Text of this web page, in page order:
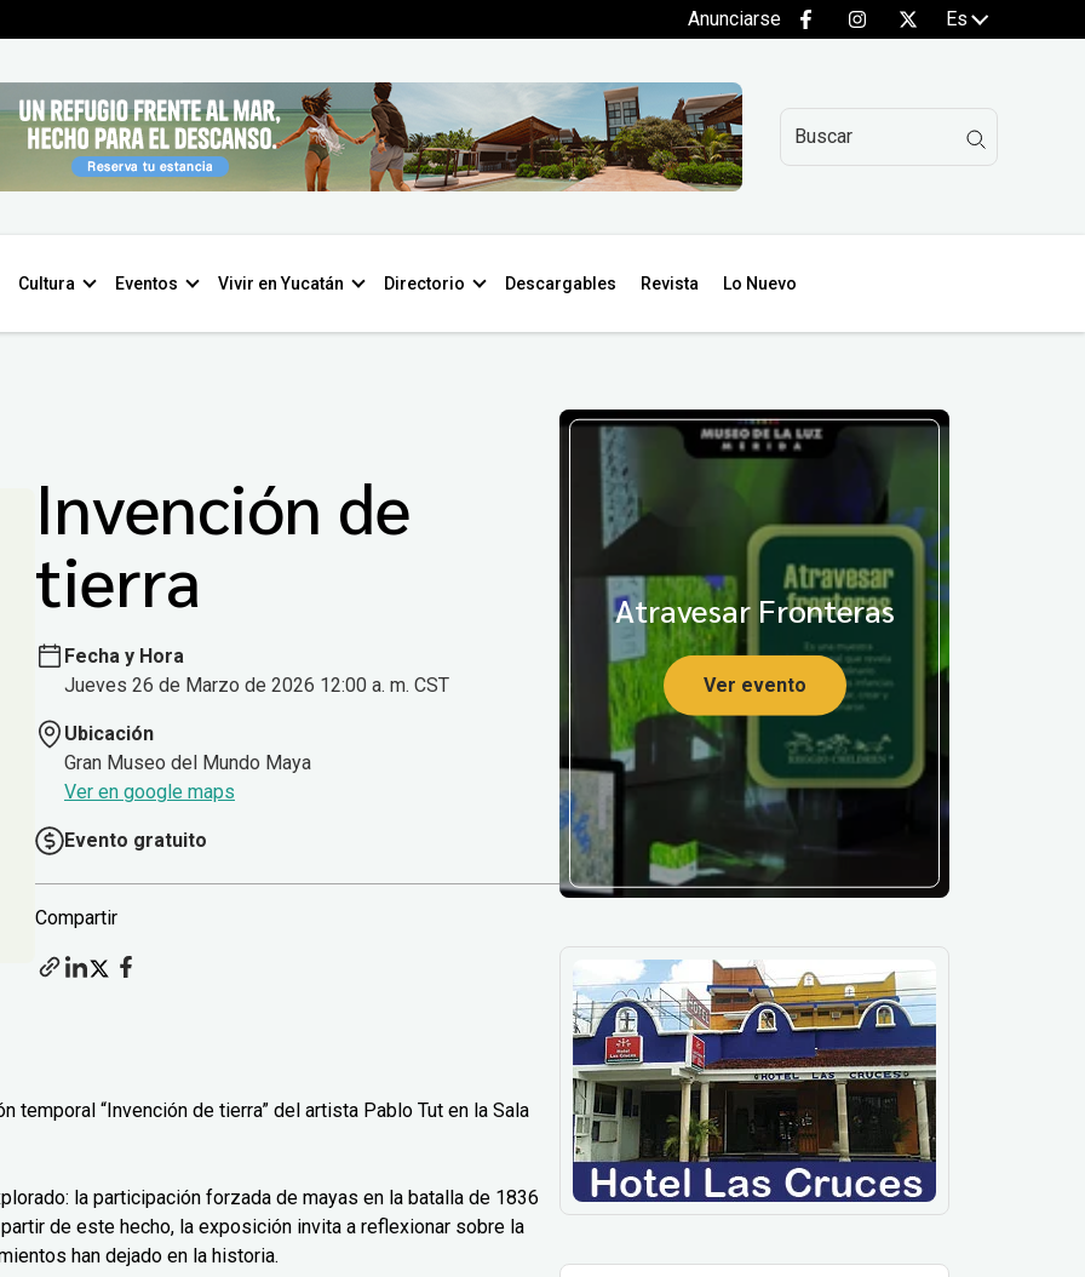
Anunciarse Es
Cultura Eventos Vivir en Yucatán Directorio Descargables Revista Lo Nuevo
Invención de
tierra
Fecha y Hora
Jueves 26 de Marzo de 2026 12:00 a. m. CST
Ubicación
Gran Museo del Mundo Maya
Ver en google maps
Evento gratuito
Compartir
“Invención de tierra” del artista Pablo Tut en la Sala
la participación forzada de mayas en la batalla de 1836
de este hecho, la exposición invita a reflexionar sobre la
han dejado en la historia.
Atravesar Fronteras
Ver evento